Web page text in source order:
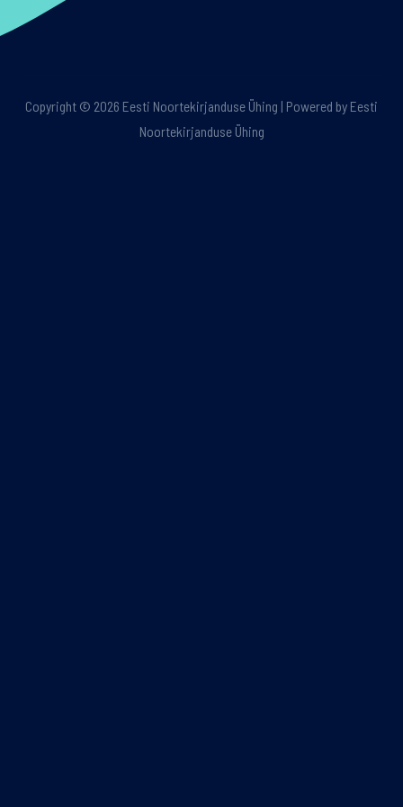
Copyright © 2026 Eesti Noortekirjanduse Ühing | Powered by Eesti
Noortekirjanduse Ühing